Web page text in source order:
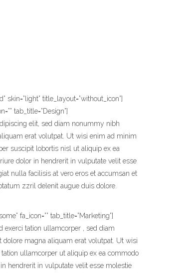
skin=”light” title_layout=”without_icon”]
tab_title=”Design”]
elit, sed diam nonummy nibh
erat volutpat. Ut wisi enim ad minim
suscipit lobortis nisl ut aliquip ex ea
dolor in hendrerit in vulputate velit esse
nulla facilisis at vero eros et accumsan et
zzril delenit augue duis dolore.
fa_icon=”” tab_title=”Marketing”]
tation ullamcorper , sed diam
magna aliquam erat volutpat. Ut wisi
ullamcorper ut aliquip ex ea commodo
hendrerit in vulputate velit esse molestie